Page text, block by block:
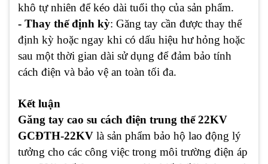
khô tự nhiên để kéo dài tuổi thọ của sản phẩm.
- Thay thế định kỳ: Găng tay cần được thay thế
định kỳ hoặc ngay khi có dấu hiệu hư hỏng hoặc
sau một thời gian dài sử dụng để đảm bảo tính
cách điện và bảo vệ an toàn tối đa.
Kết luận
Găng tay cao su cách điện trung thế 22KV
GCĐTH-22KV là sản phẩm bảo hộ lao động lý
tưởng cho các công việc trong môi trường điện áp